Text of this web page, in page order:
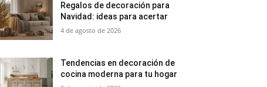
Regalos de decoración para
Navidad: ideas para acertar
4 de agosto de 2026
Tendencias en decoración de
cocina moderna para tu hogar